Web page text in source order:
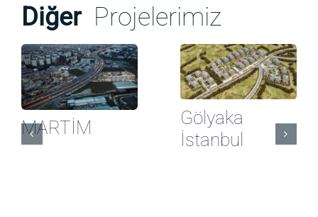
Diğer Projelerimiz
MARTİM
Gölyaka
İstanbul